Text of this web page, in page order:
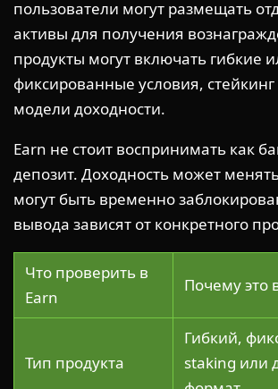
пользователи могут размещать
активы для получения
продукты могут включать гибкие
фиксированные условия, стейкинг
модели доходности.
Earn не стоит воспринимать как
депозит. Доходность может
могут быть временно
вывода зависят от конкретного
Что проверить в
Earn
Почему это
Тип продукта
Гибкий,
staking или